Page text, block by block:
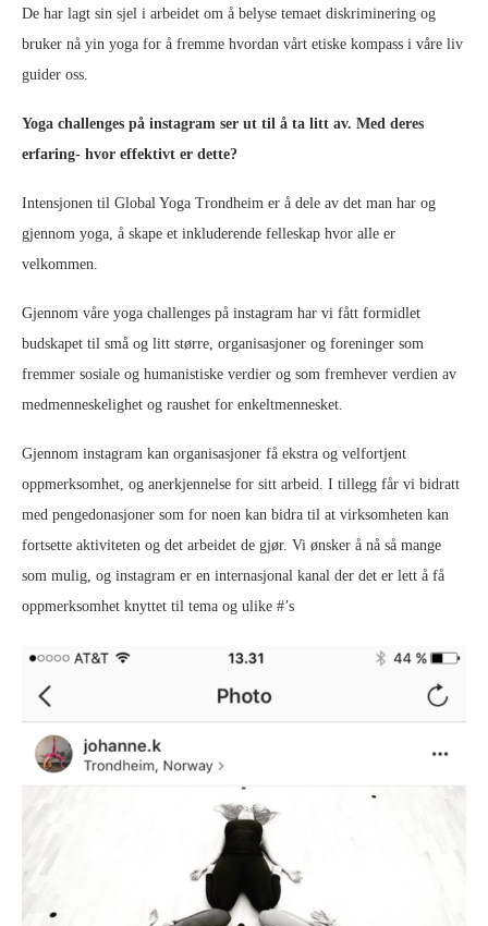
De har lagt sin sjel i arbeidet om å belyse temaet diskriminering og
bruker nå yin yoga for å fremme hvordan vårt etiske kompass i våre liv
guider oss.
Yoga challenges på instagram ser ut til å ta litt av. Med deres
erfaring- hvor effektivt er dette?
Intensjonen til Global Yoga Trondheim er å dele av det man har og
gjennom yoga, å skape et inkluderende felleskap hvor alle er
velkommen.
Gjennom våre yoga challenges på instagram har vi fått formidlet
budskapet til små og litt større, organisasjoner og foreninger som
fremmer sosiale og humanistiske verdier og som fremhever verdien av
medmenneskelighet og raushet for enkeltmennesket.
Gjennom instagram kan organisasjoner få ekstra og velfortjent
oppmerksomhet, og anerkjennelse for sitt arbeid. I tillegg får vi bidratt
med pengedonasjoner som for noen kan bidra til at virksomheten kan
fortsette aktiviteten og det arbeidet de gjør. Vi ønsker å nå så mange
som mulig, og instagram er en internasjonal kanal der det er lett å få
oppmerksomhet knyttet til tema og ulike #’s